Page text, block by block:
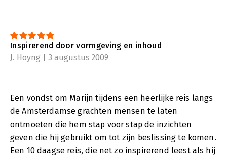
Inspirerend door vormgeving en inhoud
J. Hoyng | 3 augustus 2009
Een vondst om Marijn tijdens een heerlijke reis langs
de Amsterdamse grachten mensen te laten
ontmoeten die hem stap voor stap de inzichten
geven die hij gebruikt om tot zijn beslissing te komen.
Een 10 daagse reis, die net zo inspirerend leest als hij